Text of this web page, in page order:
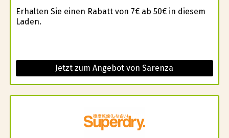
Erhalten Sie einen Rabatt von 7€ ab 50€ in diesem
Laden.
Jetzt zum Angebot von Sarenza